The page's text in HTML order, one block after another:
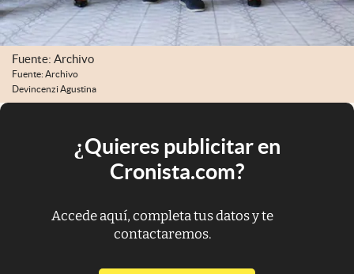
Fuente: Archivo
Fuente: Archivo
Devincenzi Agustina
¿Quieres publicitar en
Cronista.com?
Accede aquí, completa tus datos y te
contactaremos.